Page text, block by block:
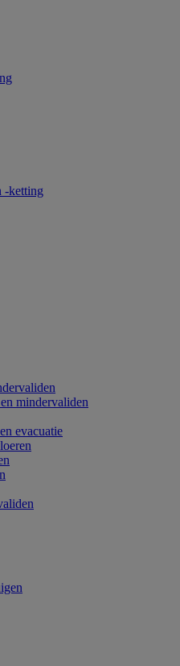
-ketting
mindervaliden
evacuatie